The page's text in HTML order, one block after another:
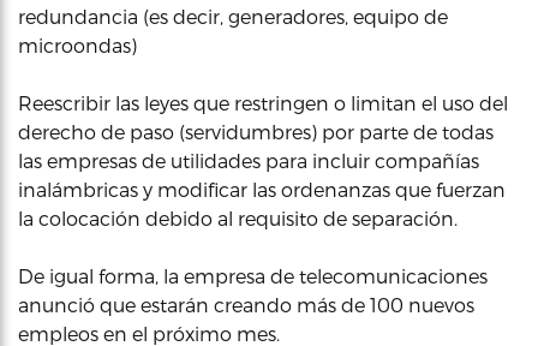
redundancia (es decir, generadores, equipo de
microondas)
Reescribir las leyes que restringen o limitan el uso del
derecho de paso (servidumbres) por parte de todas
las empresas de utilidades para incluir compañías
inalámbricas y modificar las ordenanzas que fuerzan
la colocación debido al requisito de separación.
De igual forma, la empresa de telecomunicaciones
anunció que estarán creando más de 100 nuevos
empleos en el próximo mes.